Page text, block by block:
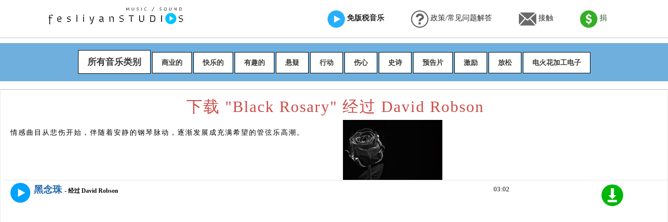
免版税音乐 政策/常见问题解答 接触 捐
所有音乐类别 商业的 快乐的 有趣的 悬疑 行动 伤心 史诗 预告片 激励 放松 电火花加工电子
下载 "Black Rosary" 经过 David Robson
情感曲目从悲伤开始，伴随着安静的钢琴脉动，逐渐发展成充满希望的管弦乐高潮。
黑念珠 - 经过 David Robson 03:02